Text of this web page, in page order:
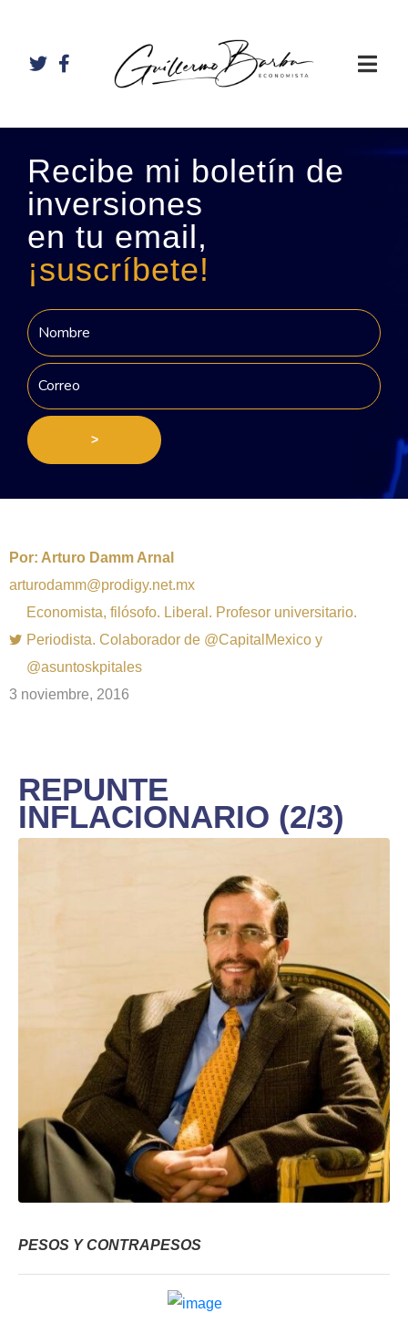
Recibe mi boletín de
inversiones
en tu email,
¡suscríbete!
>
Por: Arturo Damm Arnal
arturodamm@prodigy.net.mx
Economista, filósofo. Liberal. Profesor universitario.
Periodista. Colaborador de @CapitalMexico y
@asuntoskpitales
3 noviembre, 2016
REPUNTE
INFLACIONARIO (2/3)
PESOS Y CONTRAPESOS